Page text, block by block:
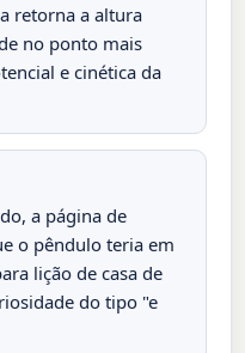
retorna a altura
no ponto mais
e cinética da
a página de
o pêndulo teria em
lição de casa de
do tipo "e